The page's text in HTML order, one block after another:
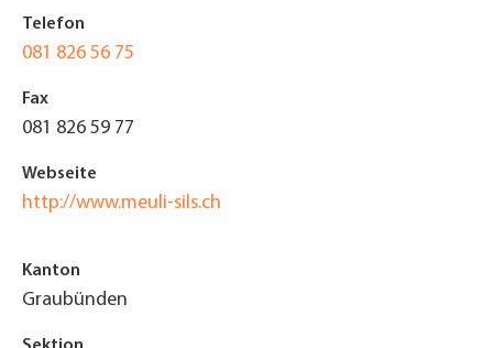
Telefon
081 826 56 75
Fax
081 826 59 77
Webseite
http://www.meuli-sils.ch
Kanton
Graubünden